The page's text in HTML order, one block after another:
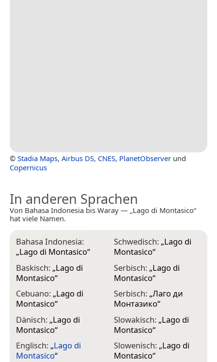
© Stadia Maps, Airbus DS, CNES, PlanetObserver und
Copernicus
In anderen Sprachen
Von Bahasa Indonesia bis Waray — „Lago di Montasico“
hat viele Namen.
Bahasa Indonesia:
„Lago di Montasico“
Baskisch: „Lago di
Montasico“
Cebuano: „Lago di
Montasico“
Dänisch: „Lago di
Montasico“
Englisch: „Lago di
Montasico“
Schwedisch: „Lago di
Montasico“
Serbisch: „Lago di
Montasico“
Serbisch: „Лаго ди
Монтазико“
Slowakisch: „Lago di
Montasico“
Slowenisch: „Lago di
Montasico“